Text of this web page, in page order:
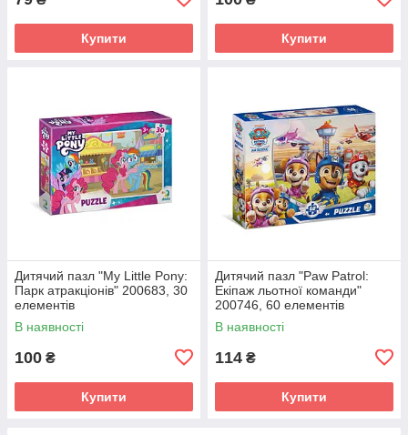
Купити Купити
Дитячий пазл "My Little Pony:
Парк атракціонів" 200683, 30
елементів
В наявності
100 ₴
Купити
Дитячий пазл "Paw Patrol:
Екіпаж льотної команди"
200746, 60 елементів
В наявності
114 ₴
Купити